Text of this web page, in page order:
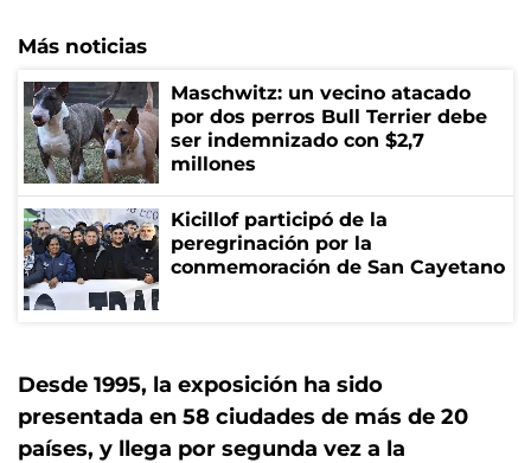
Más noticias
Maschwitz: un vecino atacado
por dos perros Bull Terrier debe
ser indemnizado con $2,7
millones
Kicillof participó de la
peregrinación por la
conmemoración de San Cayetano
Desde 1995, la exposición ha sido
presentada en 58 ciudades de más de 20
países, y llega por segunda vez a la